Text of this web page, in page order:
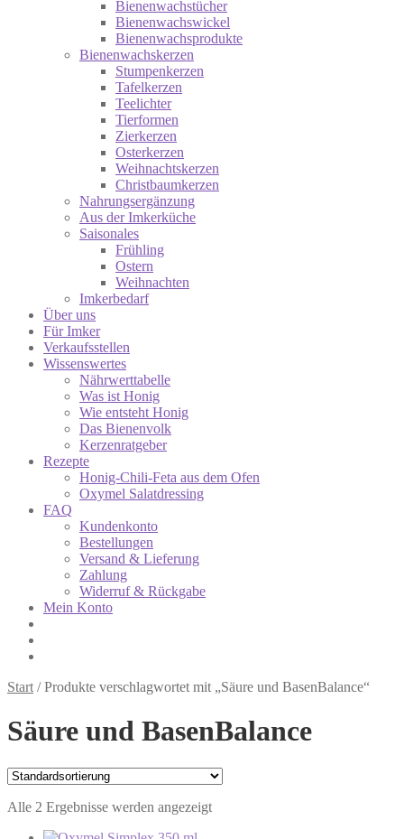
Bienenwachstücher
Bienenwachswickel
Bienenwachsprodukte
Bienenwachskerzen
Stumpenkerzen
Tafelkerzen
Teelichter
Tierformen
Zierkerzen
Osterkerzen
Weihnachtskerzen
Christbaumkerzen
Nahrungsergänzung
Aus der Imkerküche
Saisonales
Frühling
Ostern
Weihnachten
Imkerbedarf
Über uns
Für Imker
Verkaufsstellen
Wissenswertes
Nährwerttabelle
Was ist Honig
Wie entsteht Honig
Das Bienenvolk
Kerzenratgeber
Rezepte
Honig-Chili-Feta aus dem Ofen
Oxymel Salatdressing
FAQ
Kundenkonto
Bestellungen
Versand & Lieferung
Zahlung
Widerruf & Rückgabe
Mein Konto
Start /Produkte verschlagwortet mit „Säure und BasenBalance“
Säure und BasenBalance
Alle 2 Ergebnisse werden angezeigt